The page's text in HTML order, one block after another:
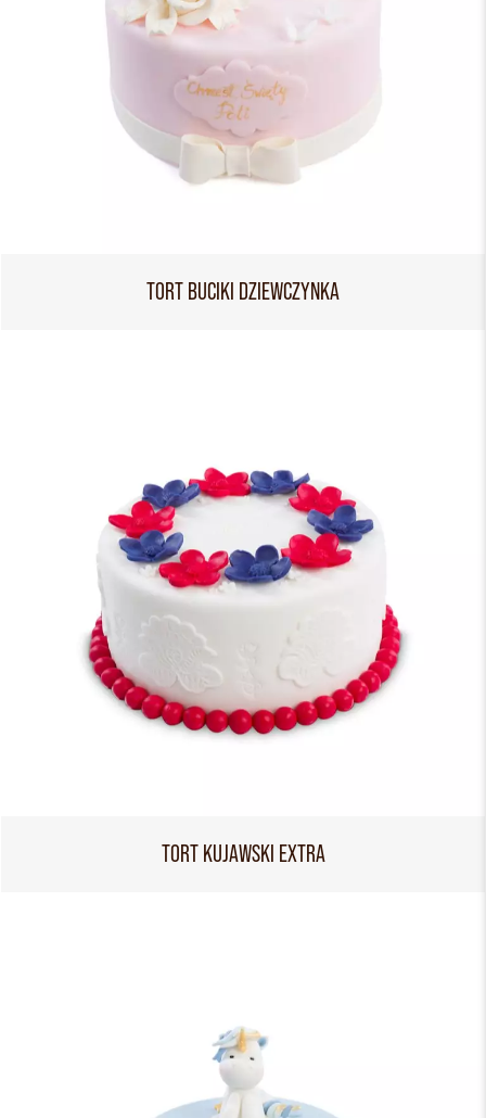
TORT BUCIKI DZIEWCZYNKA
TORT KUJAWSKI EXTRA